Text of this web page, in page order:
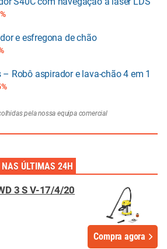
e esfregona de chão
Robô aspirador e lava-chão 4 em 1
pela nossa equipa comercial
NAS ÚLTIMAS 24H
3 S V-17/4/20
Compra agora